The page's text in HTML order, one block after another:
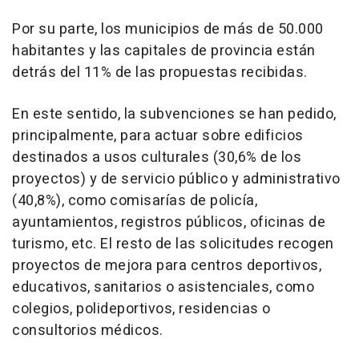
Por su parte, los municipios de más de 50.000
habitantes y las capitales de provincia están
detrás del 11% de las propuestas recibidas.
En este sentido, la subvenciones se han pedido,
principalmente, para actuar sobre edificios
destinados a usos culturales (30,6% de los
proyectos) y de servicio público y administrativo
(40,8%), como comisarías de policía,
ayuntamientos, registros públicos, oficinas de
turismo, etc. El resto de las solicitudes recogen
proyectos de mejora para centros deportivos,
educativos, sanitarios o asistenciales, como
colegios, polideportivos, residencias o
consultorios médicos.